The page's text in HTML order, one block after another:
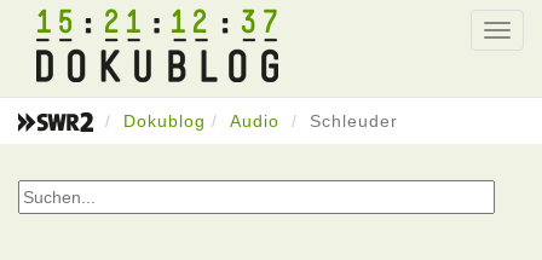
15 21 12 37
Dokublog Audio Schleuder